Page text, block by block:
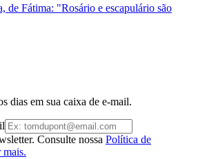
de Fátima: "Rosário e escapulário são
dias em sua caixa de e-mail.
Consulte nossa Política de
mais.